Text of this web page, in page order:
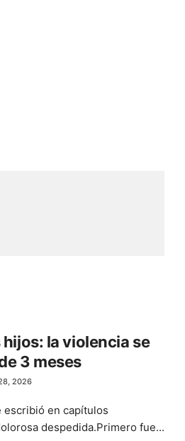
la violencia se
3 meses
2026
escribió en capítulos
despedida.Primero fue...